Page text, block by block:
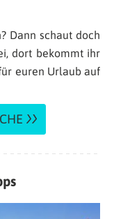
Dann schaut doch
dort bekommt ihr
euren Urlaub auf